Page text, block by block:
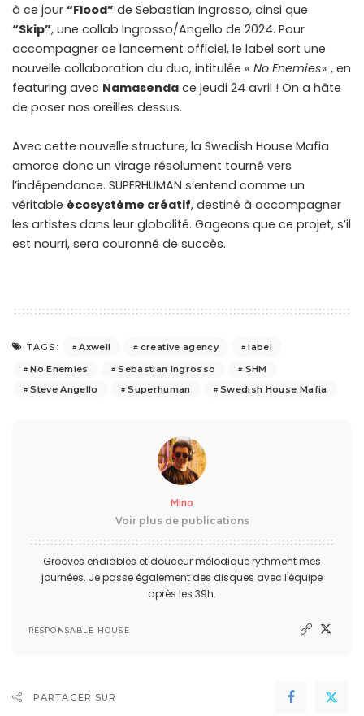
à ce jour “Flood” de Sebastian Ingrosso, ainsi que
“Skip”, une collab Ingrosso/Angello de 2024. Pour
accompagner ce lancement officiel, le label sort une
nouvelle collaboration du duo, intitulée « No Enemies« , en
featuring avec Namasenda ce jeudi 24 avril ! On a hâte
de poser nos oreilles dessus.
Avec cette nouvelle structure, la Swedish House Mafia
amorce donc un virage résolument tourné vers
l’indépendance. SUPERHUMAN s’entend comme un
véritable écosystème créatif, destiné à accompagner
les artistes dans leur globalité. Gageons que ce projet, s’il
est nourri, sera couronné de succès.
TAGS: Axwell creative agency
label
No Enemies
Sebastian Ingrosso
SHM
Steve Angello
Superhuman Swedish House Mafia
Mino
Voir plus de publications
Grooves endiablés et douceur mélodique rythment mes
journées. Je passe également des disques avec l'équipe
après les 39h.
RESPONSABLE HOUSE
PARTAGER SUR